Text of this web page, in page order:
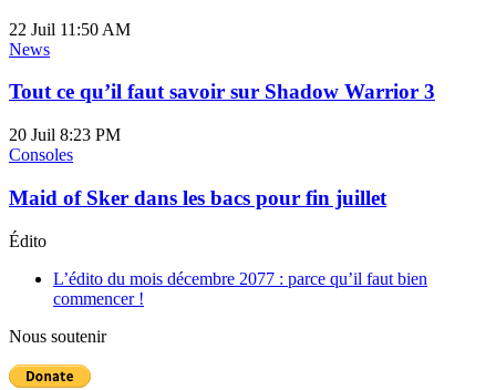
22 Juil 11:50 AM
News
Tout ce qu’il faut savoir sur Shadow Warrior 3
20 Juil 8:23 PM
Consoles
Maid of Sker dans les bacs pour fin juillet
Édito
L’édito du mois décembre 2077 : parce qu’il faut bien
commencer !
Nous soutenir